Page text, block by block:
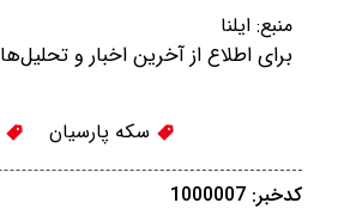
منبع: ایلنا
برای اطلاع از آخرین اخبار و
سکه پارسیان
کدخبر: 1000007